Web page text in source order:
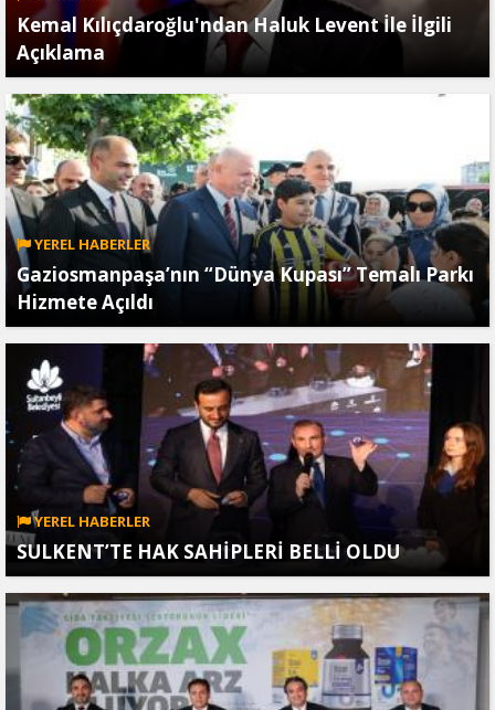
Kemal Kılıçdaroğlu'ndan Haluk Levent İle İlgili
Açıklama
YEREL HABERLER
Gaziosmanpaşa’nın “Dünya Kupası” Temalı Parkı
Hizmete Açıldı
YEREL HABERLER
SULKENT’TE HAK SAHİPLERİ BELLİ OLDU